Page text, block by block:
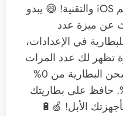
مرحباً عالم iOS والتقنية! 😄 يبدو
عن ميزة عدد
في الإعدادات،
تظهر لك عدد المرات
التي تم شحن البطارية من 0%
100%. حافظ على بطاريتك
الأبل! 🍏🔋